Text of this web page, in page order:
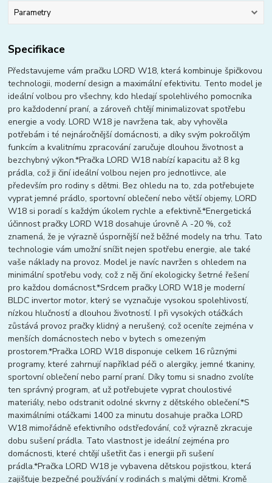
Parametry
Specifikace
Představujeme vám pračku LORD W18, která kombinuje špičkovou
technologii, moderní design a maximální efektivitu. Tento model je
ideální volbou pro všechny, kdo hledají spolehlivého pomocníka
pro každodenní praní, a zároveň chtějí minimalizovat spotřebu
energie a vody. LORD W18 je navržena tak, aby vyhověla
potřebám i té nejnáročnější domácnosti, a díky svým pokročilým
funkcím a kvalitnímu zpracování zaručuje dlouhou životnost a
bezchybný výkon.*Pračka LORD W18 nabízí kapacitu až 8 kg
prádla, což ji činí ideální volbou nejen pro jednotlivce, ale
především pro rodiny s dětmi. Bez ohledu na to, zda potřebujete
vyprat jemné prádlo, sportovní oblečení nebo větší objemy, LORD
W18 si poradí s každým úkolem rychle a efektivně.*Energetická
účinnost pračky LORD W18 dosahuje úrovně A -20 %, což
znamená, že je výrazně úspornější než běžné modely na trhu. Tato
technologie vám umožní snížit nejen spotřebu energie, ale také
vaše náklady na provoz. Model je navíc navržen s ohledem na
minimální spotřebu vody, což z něj činí ekologicky šetrné řešení
pro každou domácnost.*Srdcem pračky LORD W18 je moderní
BLDC invertor motor, který se vyznačuje vysokou spolehlivostí,
nízkou hlučností a dlouhou životností. I při vysokých otáčkách
zůstává provoz pračky klidný a nerušený, což oceníte zejména v
menších domácnostech nebo v bytech s omezeným
prostorem.*Pračka LORD W18 disponuje celkem 16 různými
programy, které zahrnují například péči o alergiky, jemné tkaniny,
sportovní oblečení nebo parní praní. Díky tomu si snadno zvolíte
ten správný program, ať už potřebujete vyprat choulostivé
materiály, nebo odstranit odolné skvrny z dětského oblečení.*S
maximálními otáčkami 1400 za minutu dosahuje pračka LORD
W18 mimořádně efektivního odstřeďování, což výrazně zkracuje
dobu sušení prádla. Tato vlastnost je ideální zejména pro
domácnosti, které chtějí ušetřit čas i energii při sušení
prádla.*Pračka LORD W18 je vybavena dětskou pojistkou, která
zajišťuje bezpečné používání v rodinách s malými dětmi. Kromě